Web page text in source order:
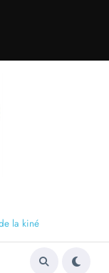
la kiné